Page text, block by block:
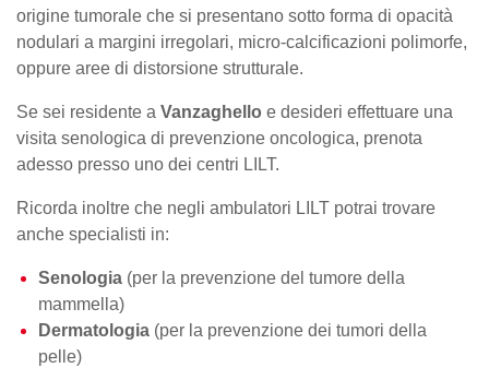
origine tumorale che si presentano sotto forma di opacità
nodulari a margini irregolari, micro-calcificazioni polimorfe,
oppure aree di distorsione strutturale.
Se sei residente a Vanzaghello e desideri effettuare una
visita senologica di prevenzione oncologica, prenota
adesso presso uno dei centri LILT.
Ricorda inoltre che negli ambulatori LILT potrai trovare
anche specialisti in:
Senologia (per la prevenzione del tumore della
mammella)
Dermatologia (per la prevenzione dei tumori della
pelle)